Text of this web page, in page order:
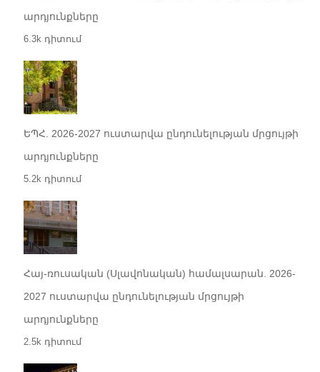
արդյունքները
6.3k դիտում
ԵՊՀ. 2026-2027 ուստարվա ընդունելության մրցույթի
արդյունքները
5.2k դիտում
Հայ-ռուսական (Սլավոնական) համալսարան. 2026-
2027 ուստարվա ընդունելության մրցույթի
արդյունքները
2.5k դիտում